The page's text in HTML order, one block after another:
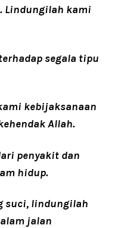
Lindungilah kami
segala tipu
kebijaksanaan
Allah.
penyakit dan
hidup.
suci, lindungilah
jalan